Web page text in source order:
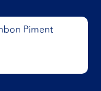
Piment